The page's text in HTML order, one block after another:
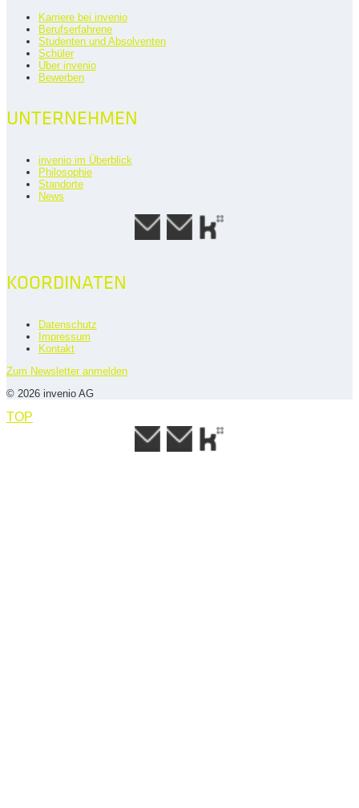
Karriere bei invenio
Berufserfahrene
Studenten und Absolventen
Schüler
Über invenio
Bewerben
UNTERNEHMEN
invenio im Überblick
Philosophie
Standorte
News
KOORDINATEN
Datenschutz
Impressum
Kontakt
Zum Newsletter anmelden
© 2026 invenio AG
TOP